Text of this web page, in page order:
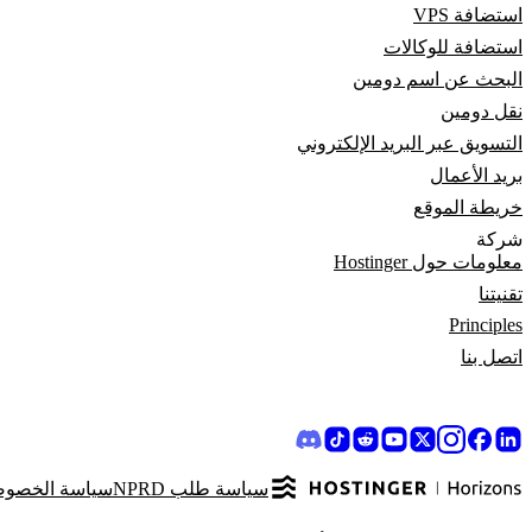
استضافة VPS
استضافة للوكالات
البحث عن اسم دومين
نقل دومين
التسويق عبر البريد الإلكتروني
بريد الأعمال
خريطة الموقع
شركة
معلومات حول Hostinger
تقنيتنا
Principles
اتصل بنا
سياسة طلب NPRD سياسة